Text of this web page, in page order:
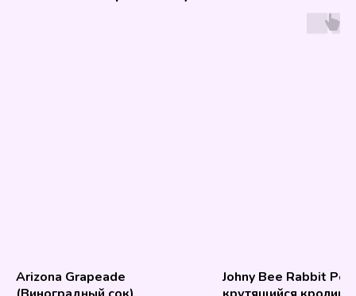
Arizona Grapeade
Johny Bee Rabbit Pop